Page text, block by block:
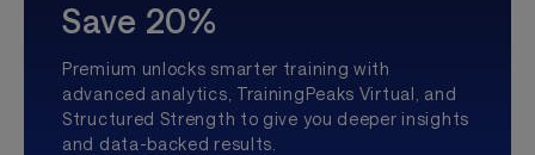
Save 20%
Premium unlocks smarter training with
advanced analytics, TrainingPeaks Virtual, and
Structured Strength to give you deeper insights
and data-backed results.